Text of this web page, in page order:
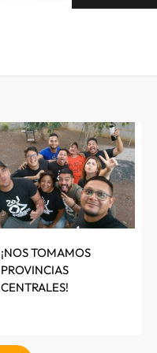
¡NOS TOMAMOS
PROVINCIAS
CENTRALES!